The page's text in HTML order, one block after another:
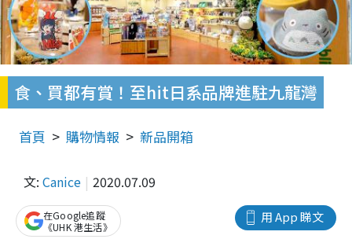
食、買都有賞！至hit日系品牌進駐九龍灣
首頁 購物情報 新品開箱
文: Canice 2020.07.09
用 App 睇文
在Google追蹤
《UHK 港生活》